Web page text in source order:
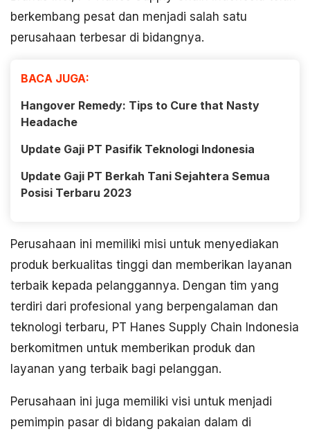
berkembang pesat dan menjadi salah satu
perusahaan terbesar di bidangnya.
BACA JUGA:
Hangover Remedy: Tips to Cure that Nasty
Headache
Update Gaji PT Pasifik Teknologi Indonesia
Update Gaji PT Berkah Tani Sejahtera Semua
Posisi Terbaru 2023
Perusahaan ini memiliki misi untuk menyediakan
produk berkualitas tinggi dan memberikan layanan
terbaik kepada pelanggannya. Dengan tim yang
terdiri dari profesional yang berpengalaman dan
teknologi terbaru, PT Hanes Supply Chain Indonesia
berkomitmen untuk memberikan produk dan
layanan yang terbaik bagi pelanggan.
Perusahaan ini juga memiliki visi untuk menjadi
pemimpin pasar di bidang pakaian dalam di